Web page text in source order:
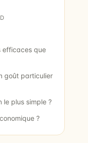
efficaces que
goût particulier
le plus simple ?
?